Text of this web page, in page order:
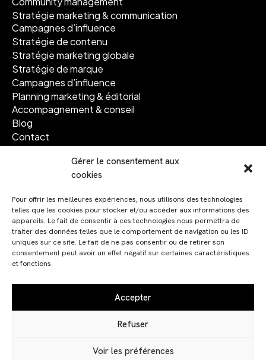
Gérer le consentement aux
cookies
Pour offrir les meilleures expériences, nous utilisons des technologies
telles que les cookies pour stocker et/ou accéder aux informations des
appareils. Le fait de consentir à ces technologies nous permettra de
traiter des données telles que le comportement de navigation ou les ID
uniques sur ce site. Le fait de ne pas consentir ou de retirer son
consentement peut avoir un effet négatif sur certaines caractéristiques
et fonctions.
Accepter
Refuser
Voir les préférences
Stratégie marketing & communication
Campagnes d’influence
Stratégie de contenu
Stratégie marketing globale
Stratégie de marque
Campagnes d’influence
Planning marketing & éditorial
Accompagnement & conseil
Blog
Contact
Suivez-nous
Instagram
Linkedin
© 2024 Code graphique. Tous droits réservés
Politique de cookies (UE)